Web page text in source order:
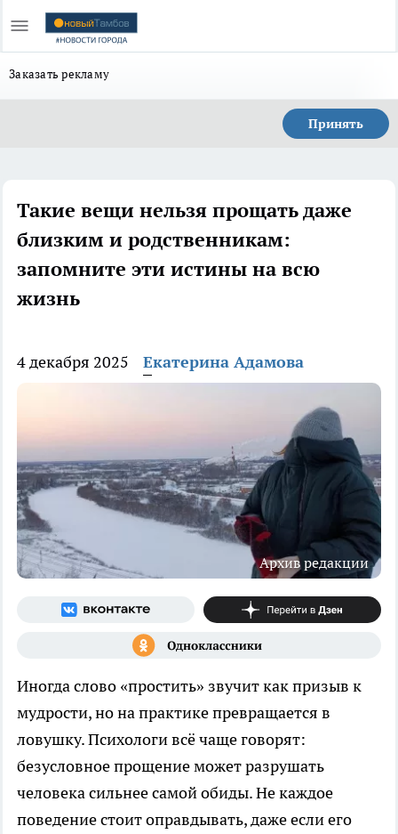
Заказать рекламу
Принять
Такие вещи нельзя прощать даже
близким и родственникам:
запомните эти истины на всю
жизнь
4 декабря 2025 Екатерина Адамова
Архив редакции
Иногда слово «простить» звучит как призыв к
мудрости, но на практике превращается в
ловушку. Психологи всё чаще говорят:
безусловное прощение может разрушать
человека сильнее самой обиды. Не каждое
поведение стоит оправдывать, даже если его